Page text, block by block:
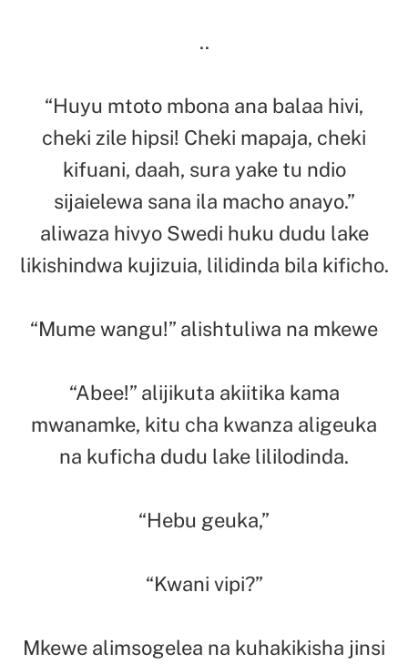
..
“Huyu mtoto mbona ana balaa hivi,
cheki zile hipsi! Cheki mapaja, cheki
kifuani, daah, sura yake tu ndio
sijaielewa sana ila macho anayo.”
aliwaza hivyo Swedi huku dudu lake
likishindwa kujizuia, lilidinda bila kificho.
“Mume wangu!” alishtuliwa na mkewe
“Abee!” alijikuta akiitika kama
mwanamke, kitu cha kwanza aligeuka
na kuficha dudu lake lililodinda.
“Hebu geuka,”
“Kwani vipi?”
Mkewe alimsogelea na kuhakikisha jinsi